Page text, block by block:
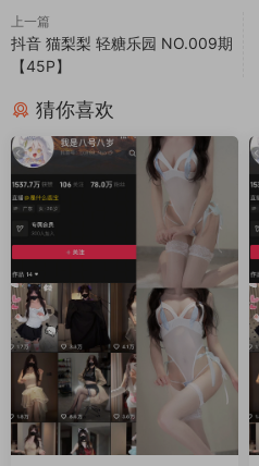
上一篇
抖音 猫梨梨 轻糖乐园 NO.009期
【45P】
猜你喜欢